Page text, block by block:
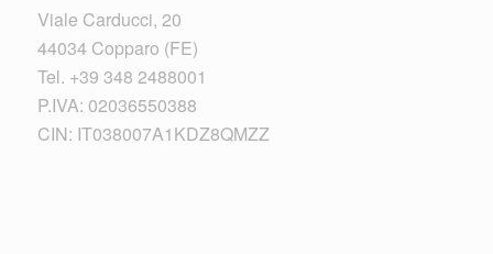
Viale Carducci, 20
44034 Copparo (FE)
Tel. +39 348 2488001
P.IVA: 02036550388
CIN: IT038007A1KDZ8QMZZ